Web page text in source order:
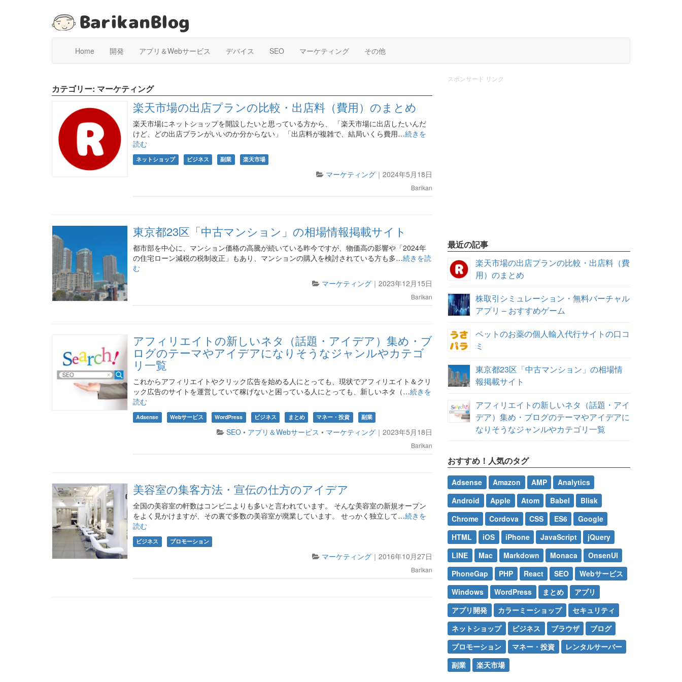
Home 開発 アプリ＆Webサービス デバイス SEO マーケティング その他
カテゴリー: マーケティング
楽天市場の出店プランの比較・出店料（費用）のまとめ
楽天市場にネットショップを開設したいと思っている方から、 「楽天市場に出店したいんだ
けど、どの出店プランがいいのか分からない」 「出店料が複雑で、結局いくら費用…続きを
読む
ネットショップ ビジネス 副業 楽天市場
マーケティング ｜ 2024年5月18日
Barikan
東京都23区「中古マンション」の相場情報掲載サイト
都市部を中心に、マンション価格の高騰が続いている昨今ですが、物価高の影響や「2024年
の住宅ローン減税の税制改正」もあり、マンションの購入を検討されている方も多…続きを読
む
マーケティング ｜ 2023年12月15日
Barikan
アフィリエイトの新しいネタ（話題・アイデア）集め・ブ
ログのテーマやアイデアになりそうなジャンルやカテゴ
リ一覧
これからアフィリエイトやクリック広告を始める人にとっても、現状でアフィリエイト＆クリ
ック広告のサイトを運営していて稼げないと困っている人にとっても、新しいネタ（…続きを
読む
Adsense Webサービス WordPress ビジネス まとめ マネー・投資 副業
SEO • アプリ＆Webサービス • マーケティング ｜ 2023年5月18日
Barikan
美容室の集客方法・宣伝の仕方のアイデア
全国の美容室の軒数はコンビニよりも多いと言われています。 そんな美容室の新規オープン
をよく見かけますが、その裏で多数の美容室が廃業しています。 せっかく独立して…続きを
読む
ビジネス プロモーション
マーケティング ｜ 2016年10月27日
Barikan
スポンサード リンク
最近の記事
楽天市場の出店プランの比較・出店料（費
用）のまとめ
株取引シミュレーション・無料バーチャル
アプリ – おすすめゲーム
ペットのお薬の個人輸入代行サイトの口コ
ミ
東京都23区「中古マンション」の相場情
報掲載サイト
アフィリエイトの新しいネタ（話題・アイ
デア）集め・ブログのテーマやアイデアに
なりそうなジャンルやカテゴリ一覧
おすすめ！人気のタグ
Adsense Amazon AMP
Analytics
Android
Apple Atom Babel
Blisk
Chrome
Cordova CSS ES6
Google
HTML
iOS iPhone JavaScript
jQuery
LINE
Mac Markdown Monaca
OnsenUI
PhoneGap
PHP React SEO
Webサービス
Windows
WordPress まとめ
アプリ
アプリ開発
カラーミーショップ
セキュリティ
ネットショップ
ビジネス ブラウザ
ブログ
プロモーション
マネー・投資
レンタルサーバー
副業
楽天市場